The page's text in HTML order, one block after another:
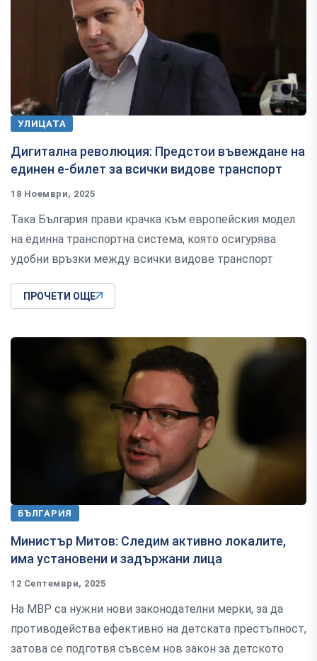
УЛИЦАТА
Дигитална революция: Предстои въвеждане на
единен е-билет за всички видове транспорт
18 Ноември, 2025
Така България прави крачка към европейския модел
на единна транспортна система, която осигурява
удобни връзки между всички видове транспорт
ПРОЧЕТИ ОЩЕ
БЪЛГАРИЯ
Министър Митов: Следим активно локалите,
има установени и задържани лица
12 Септември, 2025
На МВР са нужни нови законодателни мерки, за да
противодейства ефективно на детската престъпност,
затова се подготвя съвсем нов закон за детското